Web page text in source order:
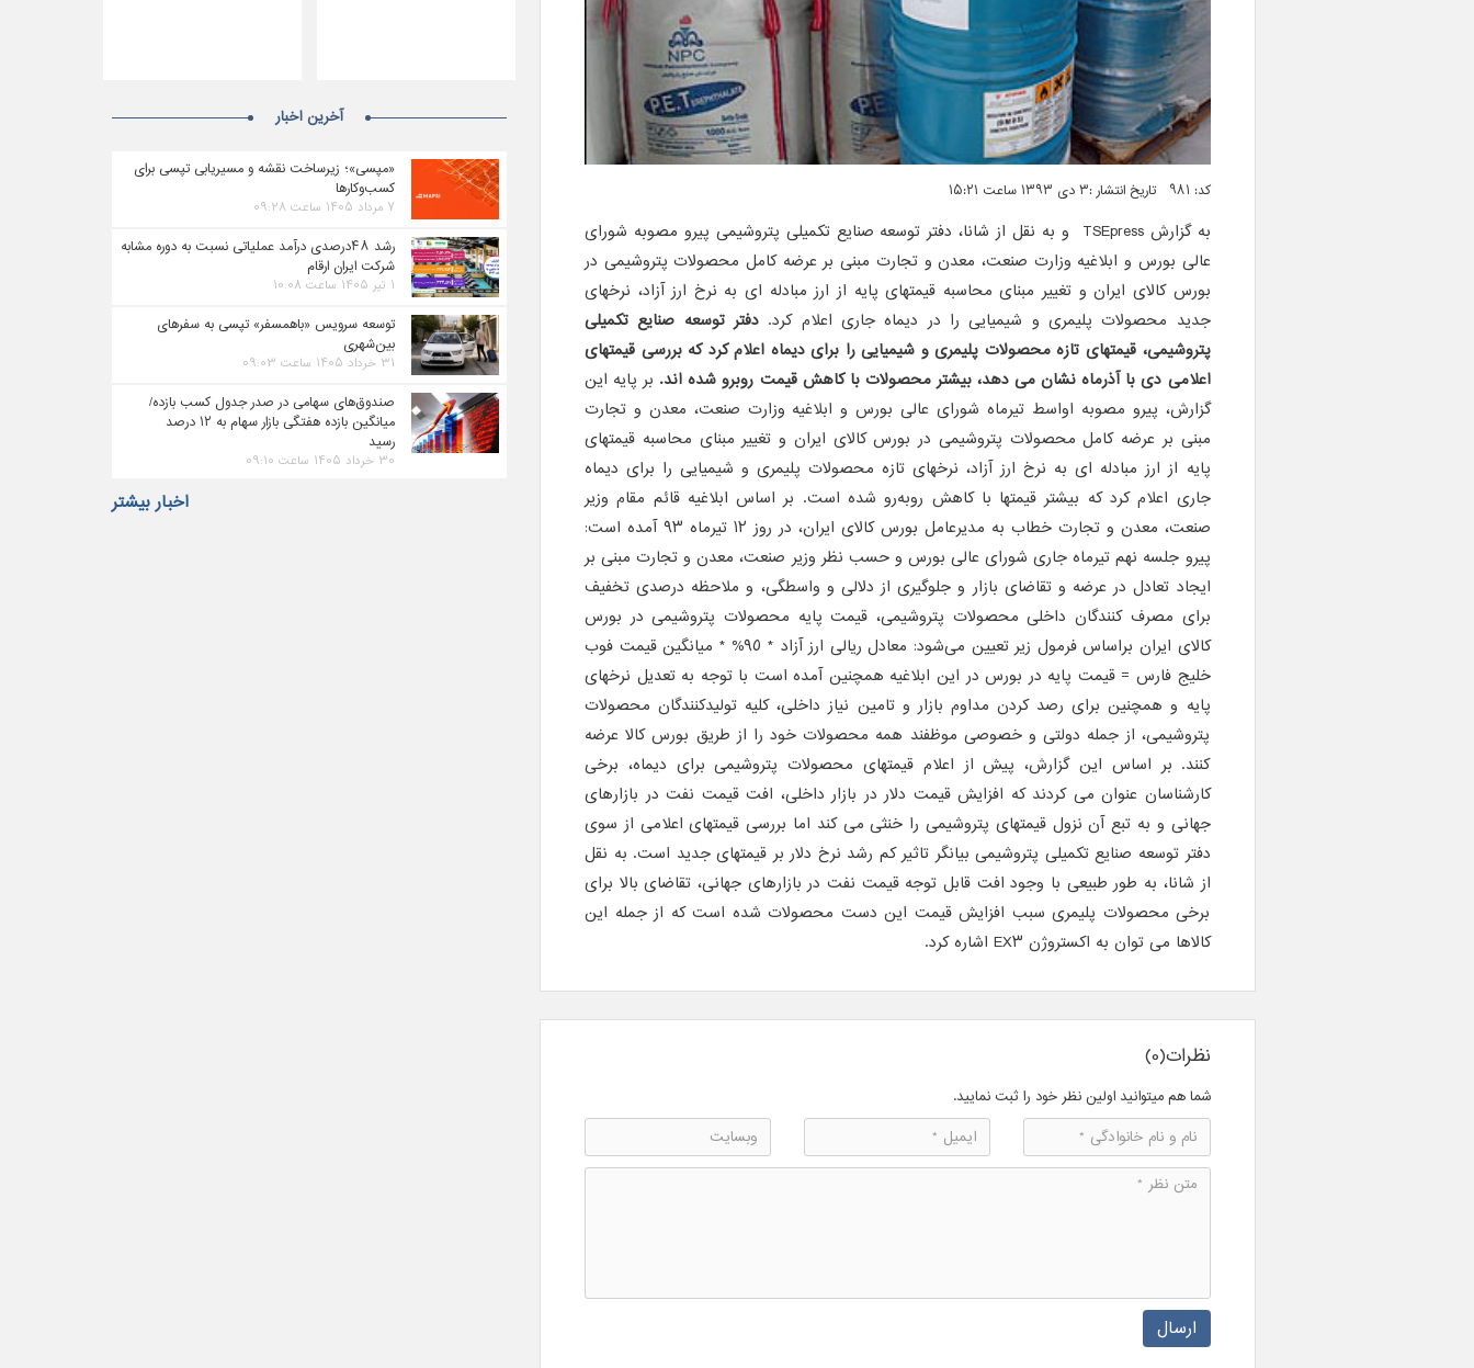
کد: 981 تاریخ انتشار :۳ دی ۱۳۹۳ ساعت ۱۵:۲۱
به گزارش TSEpress و به نقل از شانا،
دفتر توسعه صنایع تکمیلی پتروشیمی پیرو مصوبه شورای
عالی بورس و ابلاغیه وزارت صنعت، معدن و تجارت مبنی بر عرضه کامل محصولات پتروشیمی در
بورس کالای ایران و تغییر مبنای محاسبه قیمتهای پایه از ارز مبادله ای به نرخ ارز آزاد، نرخهای
جدید محصولات پلیمری و شیمیایی را در دیماه جاری اعلام کرد. دفتر توسعه صنایع تکمیلی
پتروشیمی، قیمتهای تازه محصولات پلیمری و شیمیایی را برای دیماه اعلام کرد که بررسی قیمتهای
اعلامی دی با آذرماه نشان می دهد، بیشتر محصولات با کاهش قیمت روبرو شده اند. بر پایه این
گزارش، پیرو مصوبه اواسط تیرماه شورای عالی بورس و ابلاغیه وزارت صنعت، معدن و تجارت
مبنی بر عرضه کامل محصولات پتروشیمی در بورس کالای ایران و تغییر مبنای محاسبه قیمتهای
پایه از ارز مبادله ‌ای به نرخ ارز آزاد، نرخهای تازه محصولات پلیمری و شیمیایی را برای دیماه
جاری اعلام کرد که بیشتر قیمتها با کاهش روبه‌رو شده است. بر اساس ابلاغیه قائم مقام وزیر
صنعت، معدن و تجارت خطاب به مدیرعامل بورس کالای ایران، در روز ١٢ تیرماه ٩٣ آمده است:
پیرو جلسه نهم تیرماه جاری شورای عالی بورس و حسب نظر وزیر صنعت، معدن و تجارت مبنی بر
ایجاد تعادل در عرضه و تقاضای بازار و جلوگیری از دلالی و واسطگی، و ملاحظه درصدی تخفیف
برای مصرف کنندگان داخلی محصولات پتروشیمی، قیمت پایه محصولات پتروشیمی در بورس
کالای ایران براساس فرمول زیر تعیین می‌شود: معادل ریالی ارز آزاد * ٩٥% * میانگین قیمت فوب
خلیج فارس = قیمت پایه در بورس در این ابلاغیه همچنین آمده است با توجه به تعدیل نرخهای
پایه و همچنین برای رصد کردن مداوم بازار و تامین نیاز داخلی، کلیه تولیدکنندگان محصولات
پتروشیمی، از جمله دولتی و خصوصی موظفند همه محصولات خود را از طریق بورس کالا عرضه
کنند. بر اساس این گزارش، پیش از اعلام قیمتهای محصولات پتروشیمی برای دیماه، برخی
کارشناسان عنوان می کردند که افزایش قیمت دلار در بازار داخلی، افت قیمت نفت در بازارهای
جهانی و به تبع آن نزول قیمتهای پتروشیمی را خنثی می کند اما بررسی قیمتهای اعلامی از سوی
دفتر توسعه صنایع تکمیلی پتروشیمی بیانگر تاثیر کم رشد نرخ دلار بر قیمتهای جدید است. به نقل
از شانا، به طور طبیعی با وجود افت قابل توجه قیمت نفت در بازارهای جهانی، تقاضای بالا برای
برخی محصولات پلیمری سبب افزایش قیمت این دست محصولات شده است که از جمله این
کالاها می توان به اکستروژن EX٣ اشاره کرد.
نظرات(0)
شما هم میتوانید اولین نظر خود را ثبت نمایید.
ارسال
آخرین اخبار
«مپسی»؛ زیرساخت نقشه و مسیریابی تپسی برای
کسب‌وکارها
۷ مرداد ۱۴۰۵ ساعت ۰۹:۲۸
رشد ۴۸درصدی درآمد عملیاتی نسبت به دوره مشابه
شرکت ایران ارقام
۱ تیر ۱۴۰۵ ساعت ۱۰:۰۸
توسعه سرویس «باهمسفر» تپسی به سفرهای
بین‌شهری
۳۱ خرداد ۱۴۰۵ ساعت ۰۹:۰۳
صندوق‌های سهامی در صدر جدول کسب بازده/
میانگین بازده هفتگی بازار سهام به ۱۲ درصد
رسید
۳۰ خرداد ۱۴۰۵ ساعت ۰۹:۱۰
اخبار بیشتر